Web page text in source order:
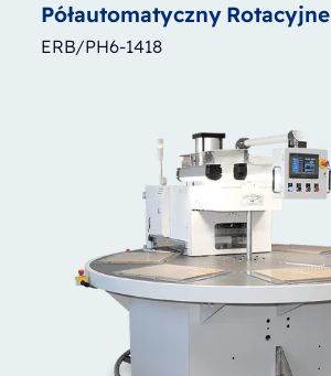
Półautomatyczny Rotacyjne
ERB/PH6-1418